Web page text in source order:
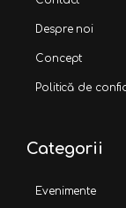
Despre noi
Concept
Politică de
Categorii
Evenimente